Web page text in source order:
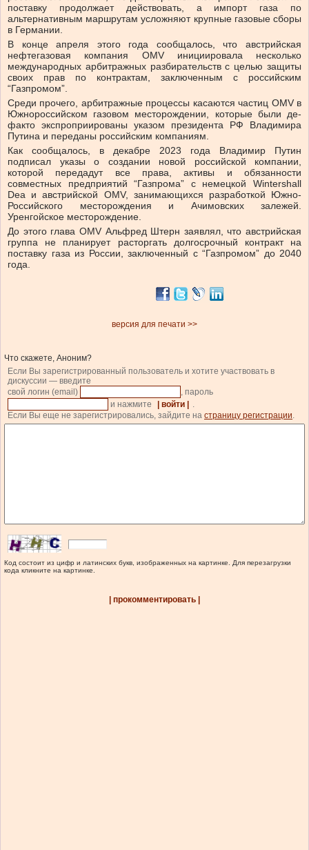
поставку продолжает действовать, а импорт газа по
альтернативным маршрутам усложняют крупные газовые сборы
в Германии.
В конце апреля этого года сообщалось, что австрийская
нефтегазовая компания OMV инициировала несколько
международных арбитражных разбирательств с целью защиты
своих прав по контрактам, заключенным с российским
“Газпромом”.
Среди прочего, арбитражные процессы касаются частиц OMV в
Южнороссийском газовом месторождении, которые были де-
факто экспроприированы указом президента РФ Владимира
Путина и переданы российским компаниям.
Как сообщалось, в декабре 2023 года Владимир Путин
подписал указы о создании новой российской компании,
которой передадут все права, активы и обязанности
совместных предприятий “Газпрома” с немецкой Wintershall
Dea и австрийской OMV, занимающихся разработкой Южно-
Российского месторождения и Ачимовских залежей.
Уренгойское месторождение.
До этого глава ОMV Альфред Штерн заявлял, что австрийская
группа не планирует расторгать долгосрочный контракт на
поставку газа из России, заключенный с “Газпромом” до 2040
года.
версия для печати >>
Что скажете, Аноним?
Если Вы зарегистрированный пользователь и хотите участвовать в
дискуссии — введите
свой логин (email)
, пароль
и нажмите
| войти |
.
Если Вы еще не зарегистрировались, зайдите на страницу регистрации.
Код состоит из цифр и латинских букв, изображенных на картинке. Для перезагрузки
кода кликните на картинке.
| прокомментировать |